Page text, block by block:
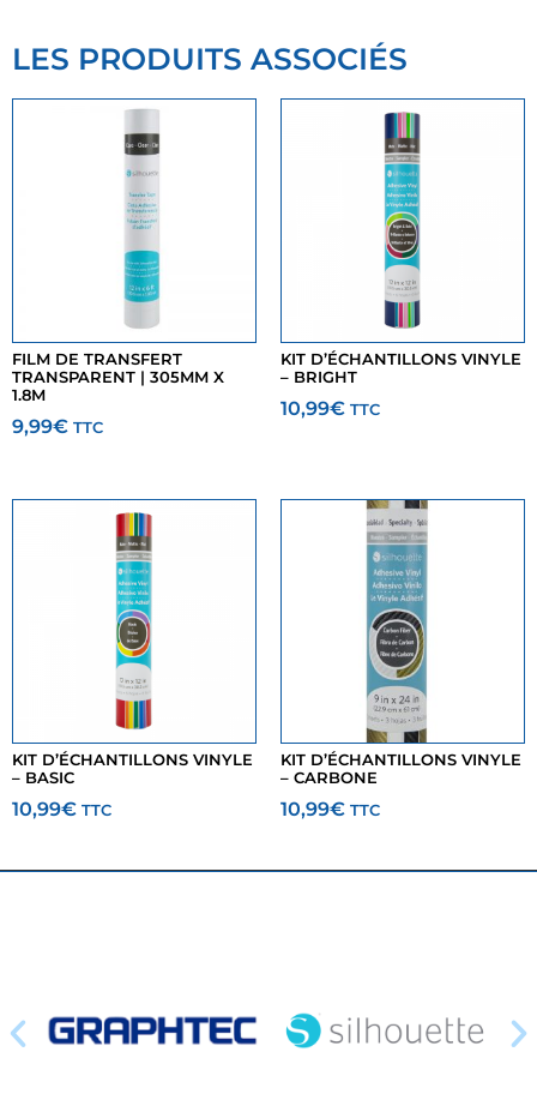
LES PRODUITS ASSOCIÉS
FILM DE TRANSFERT
TRANSPARENT | 305MM X
1.8M
9,99€ TTC
KIT D’ÉCHANTILLONS VINYLE
– BRIGHT
10,99€ TTC
KIT D’ÉCHANTILLONS VINYLE
– BASIC
10,99€ TTC
KIT D’ÉCHANTILLONS VINYLE
– CARBONE
10,99€ TTC